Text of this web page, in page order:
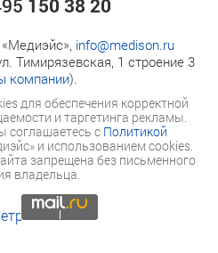
150 38 20
info@medison.ru
Тимирязевская, 1 строение 3
компании).
для обеспечения корректной
и таргетинга рекламы.
соглашаетесь с Политикой
и использованием cookies.
запрещена без письменного
владельца.